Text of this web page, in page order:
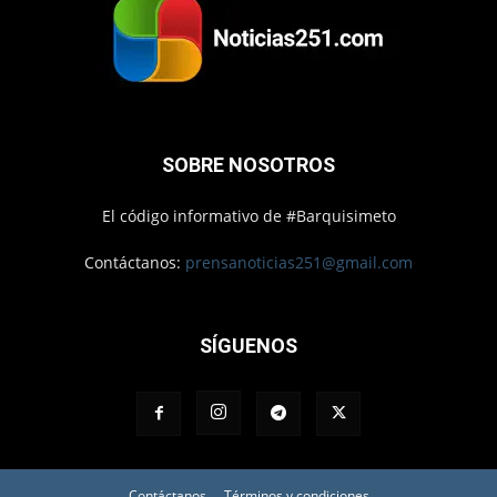
SOBRE NOSOTROS
El código informativo de #Barquisimeto
Contáctanos: prensanoticias251@gmail.com
SÍGUENOS